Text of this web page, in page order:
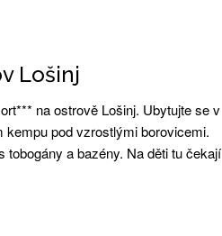
Lošinj
na ostrově Lošinj. Ubytujte se v
pod vzrostlými borovicemi.
a bazény. Na děti tu čekají